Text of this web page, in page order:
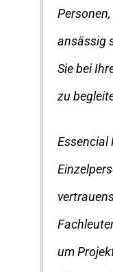
ansässig
Sie bei
zu
Essencial
um